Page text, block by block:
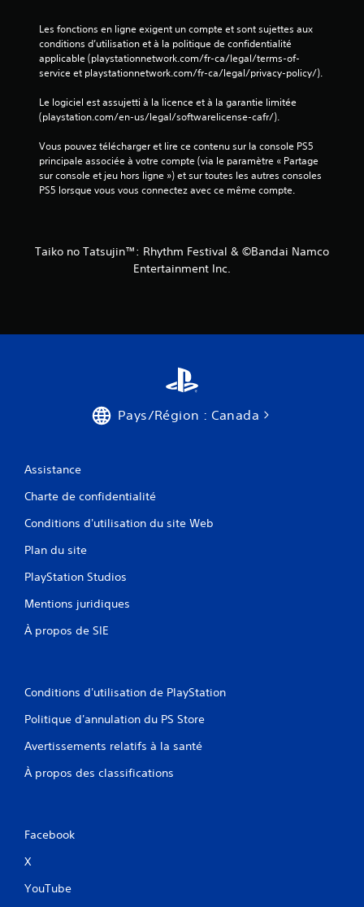
Les fonctions en ligne exigent un compte et sont sujettes aux
conditions d’utilisation et à la politique de confidentialité
applicable (playstationnetwork.com/fr-ca/legal/terms-of-
service et playstationnetwork.com/fr-ca/legal/privacy-policy/).
Le logiciel est assujetti à la licence et à la garantie limitée
(playstation.com/en-us/legal/softwarelicense-cafr/).
Vous pouvez télécharger et lire ce contenu sur la console PS5
principale associée à votre compte (via le paramètre « Partage
sur console et jeu hors ligne ») et sur toutes les autres consoles
PS5 lorsque vous vous connectez avec ce même compte.
Taiko no Tatsujin™: Rhythm Festival & ©Bandai Namco
Entertainment Inc.
Pays/Région : Canada
Assistance
Charte de confidentialité
Conditions d'utilisation du site Web
Plan du site
PlayStation Studios
Mentions juridiques
À propos de SIE
Conditions d'utilisation de PlayStation
Politique d'annulation du PS Store
Avertissements relatifs à la santé
À propos des classifications
Facebook
X
YouTube